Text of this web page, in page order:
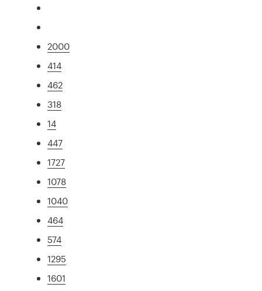
2000
414
462
318
14
447
1727
1078
1040
464
574
1295
1601